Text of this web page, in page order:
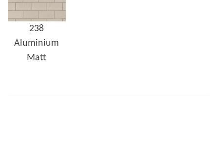
238
Aluminium
Matt